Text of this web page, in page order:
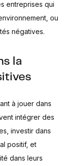
entreprises qui
ou
négatives.
la
à jouer dans
intégrer des
investir dans
positif, et
dans leurs